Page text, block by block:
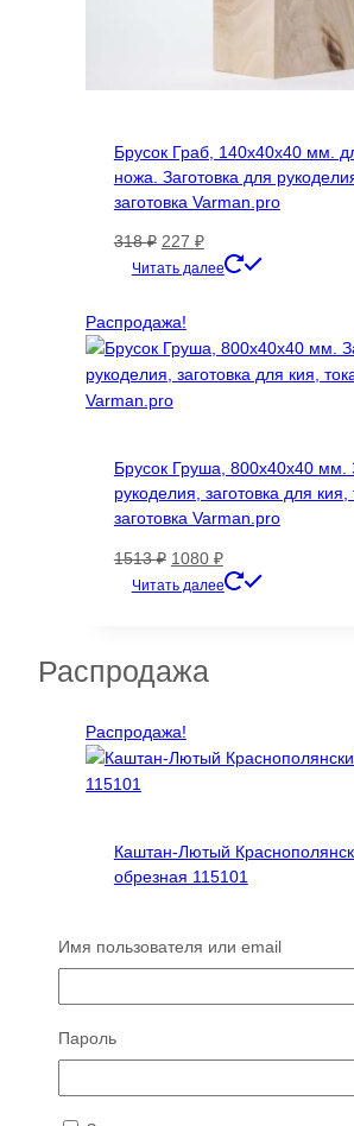
Брусок Граб, 140х40х40 мм.
ножа. Заготовка для
заготовка Varman.pro
318₽ Первоначальная
цена
318 ₽.
227 ₽Текущая
цена:
Читать далее
Распродажа!
Брусок Груша, 800х40х40 мм.
рукоделия, заготовка для кия,
заготовка Varman.pro
1513₽ Первоначальная
цена
1080 ₽Текущая
цена:
Читать далее
Распродажа
Распродажа!
Каштан-Лютый
обрезная 115101
15007₽Первоначальная
цена
11255₽Текущая
цена:
Читать далее
Имя пользователя или email
Пароль